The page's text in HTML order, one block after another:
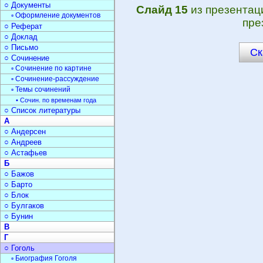
Слайд 15 из
○ Документы
▫ Оформление документов
○ Реферат
○ Доклад
○ Письмо
○ Сочинение
▫ Сочинение по картине
▫ Сочинение-рассуждение
▫ Темы сочинений
• Сочин. по временам года
○ Список литературы
А
○ Андерсен
○ Андреев
○ Астафьев
Б
○ Бажов
○ Барто
○ Блок
○ Булгаков
○ Бунин
В
Г
○ Гоголь
▫ Биография Гоголя